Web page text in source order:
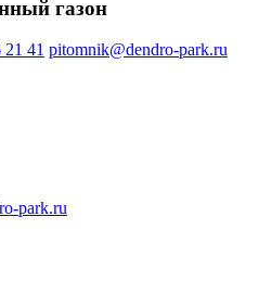
газон
21 41 pitomnik@dendro-park.ru
park.ru